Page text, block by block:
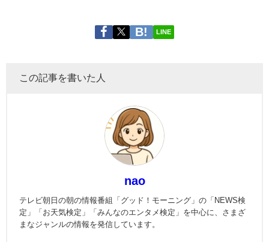
LINE
この記事を書いた人
nao
テレビ朝日の朝の情報番組「グッド！モーニング」の「NEWS検
定」「お天気検定」「みんなのエンタメ検定」を中心に、さまざ
まなジャンルの情報を発信しています。